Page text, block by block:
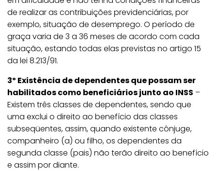
de realizar as contribuições previdenciárias, por
exemplo, situação de desemprego. O período de
graça varia de 3 a 36 meses de acordo com cada
situação, estando todas elas previstas no artigo 15
da lei 8.213/91.
3º Existência de dependentes que possam ser
habilitados como beneficiários junto ao INSS –
Existem três classes de dependentes, sendo que
uma exclui o direito ao benefício das classes
subseqüentes, assim, quando existente cônjuge,
companheiro (a) ou filho, os dependentes da
segunda classe (pais) não terão direito ao benefício
e assim por diante.